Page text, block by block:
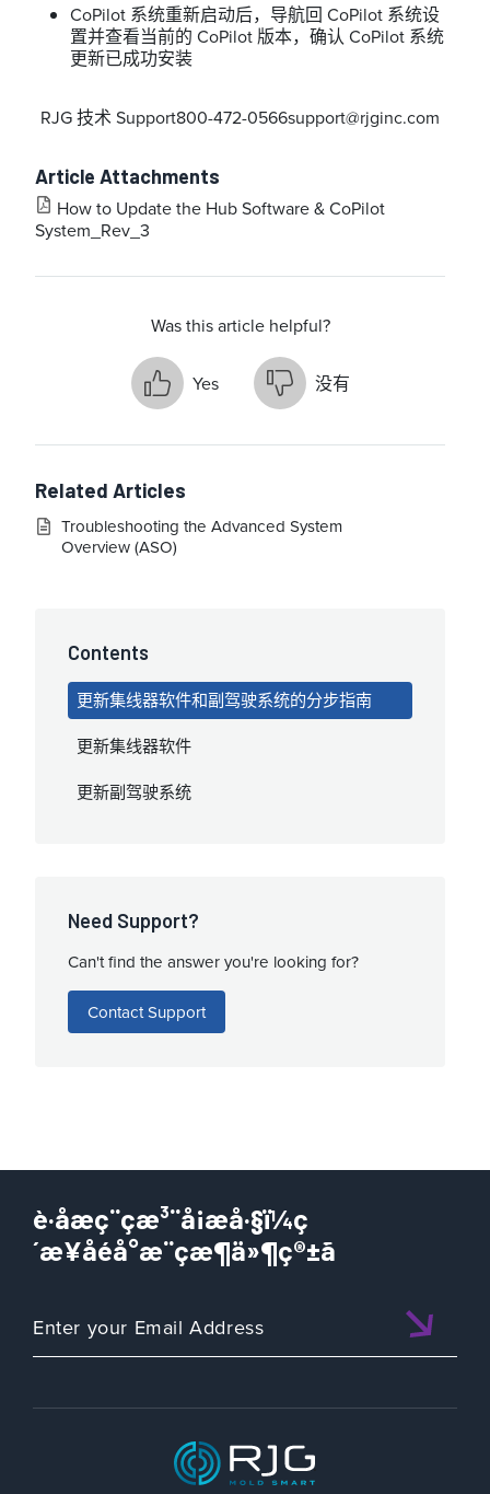
CoPilot 系统重新启动后，导航回 CoPilot 系统设
置并查看当前的 CoPilot 版本，确认 CoPilot 系统
更新已成功安装
RJG 技术 Support800-472-0566support@rjginc.com
Article Attachments
How to Update the Hub Software & CoPilot
System_Rev_3
Was this article helpful?
Yes 没有
Related Articles
Troubleshooting the Advanced System
Overview (ASO)
Contents
更新集线器软件和副驾驶系统的分步指南
更新集线器软件
更新副驾驶系统
Need Support?
Can't find the answer you're looking for?
Contact Support
è·åæç¨çæ³¨å¡æå·§ï¼ç
´æ¥åéå°æ¨çæ¶ä»¶ç®±ã